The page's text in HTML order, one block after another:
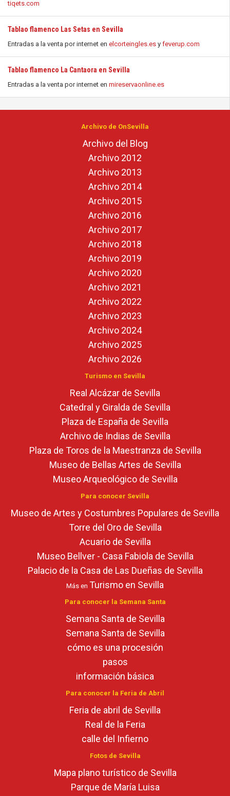
tiqets.com
Tablao flamenco Las Setas en Sevilla
Entradas a la venta por internet en elcorteingles.es y feverup.com
Tablao flamenco La Cantaora en Sevilla
Entradas a la venta por internet en mireservaonline.es
Archivo de OnSevilla
Archivo del Blog
Archivo 2012
Archivo 2013
Archivo 2014
Archivo 2015
Archivo 2016
Archivo 2017
Archivo 2018
Archivo 2019
Archivo 2020
Archivo 2021
Archivo 2022
Archivo 2023
Archivo 2024
Archivo 2025
Archivo 2026
Turismo en Sevilla
Real Alcázar de Sevilla
Catedral y Giralda de Sevilla
Plaza de España de Sevilla
Archivo de Indias de Sevilla
Plaza de Toros de la Maestranza de Sevilla
Museo de Bellas Artes de Sevilla
Museo Arqueológico de Sevilla
Para conocer Sevilla
Museo de Artes y Costumbres Populares de Sevilla
Torre del Oro de Sevilla
Acuario de Sevilla
Museo Bellver - Casa Fabiola de Sevilla
Palacio de la Casa de Las Dueñas de Sevilla
Más en Turismo en Sevilla
Para conocer la Semana Santa
Semana Santa de Sevilla
Semana Santa de Sevilla
cómo es una procesión
pasos
información básica
Para conocer la Feria de Abril
Feria de abril de Sevilla
Real de la Feria
calle del Infierno
Fotos de Sevilla
Mapa plano turístico de Sevilla
Parque de María Luisa